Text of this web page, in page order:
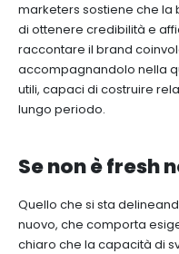
marketers sostiene che
di ottenere credibilità e
raccontare il brand
accompagnandolo nella
utili, capaci di costruire
lungo periodo.
Se non è fresh
Quello che si sta
nuovo, che comporta
chiaro che la capacità di